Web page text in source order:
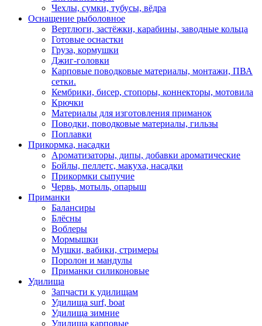
Чехлы, сумки, тубусы, вёдра
Оснащение рыболовное
Вертлюги, застёжки, карабины, заводные кольца
Готовые оснастки
Груза, кормушки
Джиг-головки
Карповые поводковые материалы, монтажи, ПВА
сетки.
Кембрики, бисер, стопоры, коннекторы, мотовила
Крючки
Материалы для изготовления приманок
Поводки, поводковые материалы, гильзы
Поплавки
Прикормка, насадки
Ароматизаторы, дипы, добавки ароматические
Бойлы, пеллетс, макуха, насадки
Прикормки сыпучие
Червь, мотыль, опарыш
Приманки
Балансиры
Блёсны
Воблеры
Мормышки
Мушки, вабики, стримеры
Поролон и мандулы
Приманки силиконовые
Удилища
Запчасти к удилищам
Удилища surf, boat
Удилища зимние
Удилища карповые